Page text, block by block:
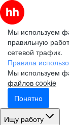
Мы используем
правильную
сетевой трафик.
Правила
Мы используем
файлов cookie
Понятно
Ищу работу